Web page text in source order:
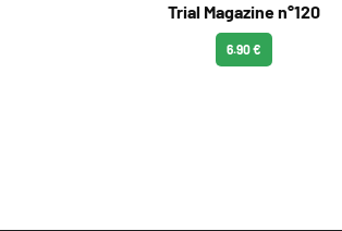
Trial Magazine n°120
6.90 €